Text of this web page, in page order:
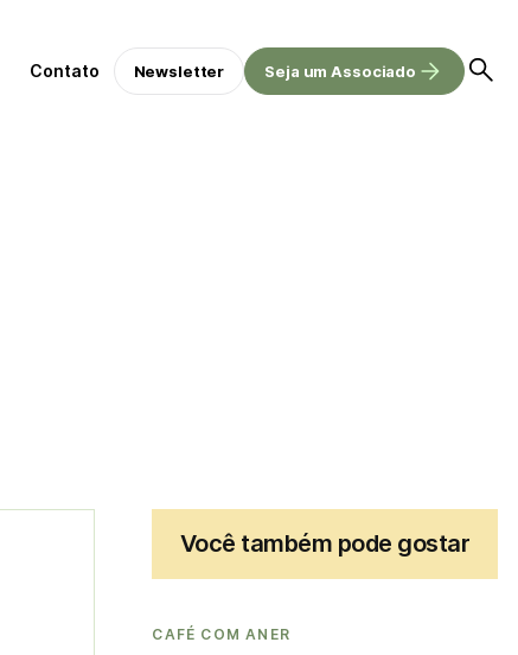
Contato Newsletter Seja um Associado
Você também pode gostar
CAFÉ COM ANER